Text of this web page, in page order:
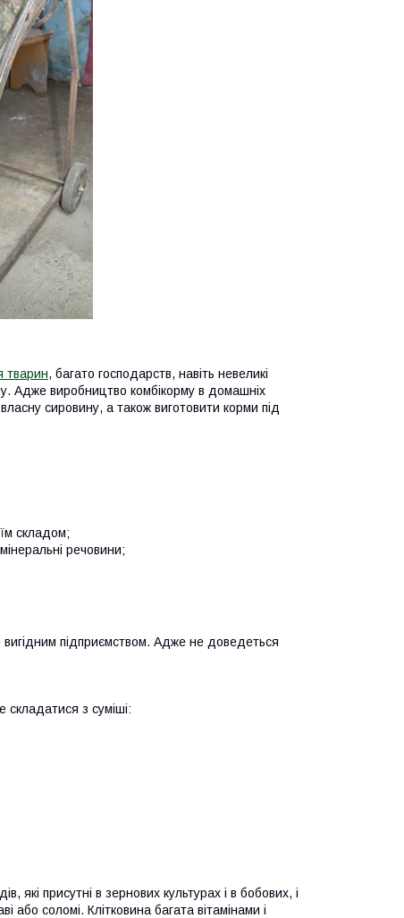
тварин, багато господарств, навіть невеликі
Адже виробництво комбікорму в домашніх
сировину, а також виготовити корми під
складом;
речовини;
підприємством. Адже не доведеться
складатися з суміші:
які присутні в зернових культурах і в бобових, і
або соломі. Клітковина багата вітамінами і